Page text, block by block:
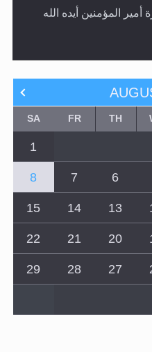
المؤمنين أيده الله
TH
FR
SA
1
6
7
8
13
14
15
20
21
22
27
28
29